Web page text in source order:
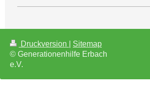
Druckversion
Sitemap
© Generationenhilfe Erbach
e.V.